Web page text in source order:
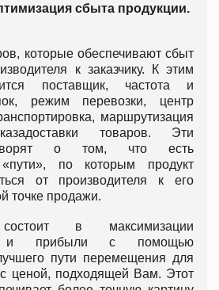
сбыта продукции.
которые обеспечивают сбыт
к заказчику. К этим
поставщик, частота и
режим перевозки, центр
маршрутизация
товаров. Эти
о том, что есть
«пути», по которым продукт
от производителя к его
точке продажи.
в максимизации
и прибыли с помощью
пути перемещения для
с ценой, подходящей Вам. Этот